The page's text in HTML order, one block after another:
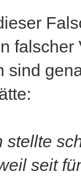
sind
stellte
seit